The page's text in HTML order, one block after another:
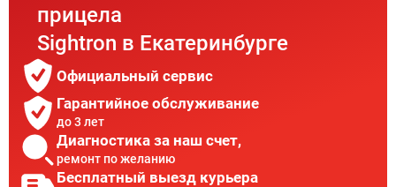
прицела
Sightron в Екатеринбурге
Официальный сервис
Гарантийное обслуживание
до 3 лет
Диагностика за наш счет,
ремонт по желанию
Бесплатный выезд курьера